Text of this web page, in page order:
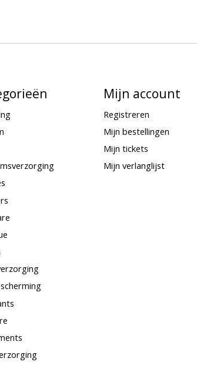
Mijn account
Registreren
Mijn bestellingen
Mijn tickets
Mijn verlanglijst